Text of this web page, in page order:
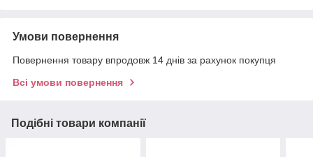
Умови повернення
Повернення товару впродовж 14 днів за рахунок покупця
Всі умови повернення
Подібні товари компанії